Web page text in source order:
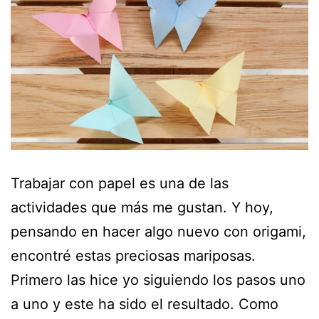
Trabajar con papel es una de las
actividades que más me gustan. Y hoy,
pensando en hacer algo nuevo con origami,
encontré estas preciosas mariposas.
Primero las hice yo siguiendo los pasos uno
a uno y este ha sido el resultado. Como